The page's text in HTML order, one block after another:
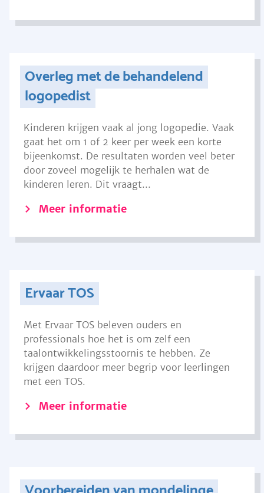
Overleg met de behandelend
logopedist
Kinderen krijgen vaak al jong logopedie. Vaak
gaat het om 1 of 2 keer per week een korte
bijeenkomst. De resultaten worden veel beter
door zoveel mogelijk te herhalen wat de
kinderen leren. Dit vraagt...
Meer informatie
Ervaar TOS
Met Ervaar TOS beleven ouders en
professionals hoe het is om zelf een
taalontwikkelingsstoornis te hebben. Ze
krijgen daardoor meer begrip voor leerlingen
met een TOS.
Meer informatie